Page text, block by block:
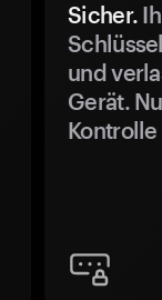
Sicher.
und
Gerät.